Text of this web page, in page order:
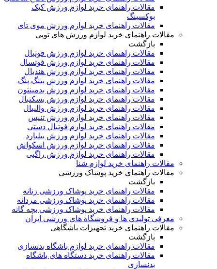
مقالات راهنمای خرید لوازم ورزش کیک
بوکسینگ
مقالات راهنمای خرید لوازم ورزش موی تای
مقالات راهنمای خرید لوازم ورزش های توپی
بازگشت
مقالات راهنمای خرید لوازم ورزش فوتبال
مقالات راهنمای خرید لوازم ورزش فوتسال
مقالات راهنمای خرید لوازم ورزش هندبال
مقالات راهنمای خرید لوازم ورزش پینگ پنگ
مقالات راهنمای خرید لوازم ورزش بدمینتون
مقالات راهنمای خرید لوازم ورزش بسکتبال
مقالات راهنمای خرید لوازم ورزش والیبال
مقالات راهنمای خرید لوازم ورزش تنیس
مقالات راهنمای خرید لوازم فوتبال دستی
مقالات راهنمای خرید لوازم ورزش بیلیارد
مقالات راهنمای خرید لوازم ورزش اسکواش
مقالات راهنمای خرید لوازم ورزش راگبی
مقالات راهنمای خرید لوازم شنا
مقالات راهنمای خرید پوشاک ورزشی
بازگشت
مقالات راهنمای خرید پوشاک ورزشی زنانه
مقالات راهنمای خرید پوشاک ورزشی مردانه
مقالات راهنمای خرید پوشاک ورزشی بچه گانه
معرفی تولیدی ها و فروشگاه های ورزشی ایران
مقالات راهنمای خرید تجهیزات باشگاهی
بازگشت
مقالات راهنمای خرید لوازم باشگاه بدنسازی
مقالات راهنمای خرید دستگاه های باشگاه
بدنسازی